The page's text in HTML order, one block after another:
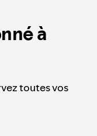
à
toutes vos